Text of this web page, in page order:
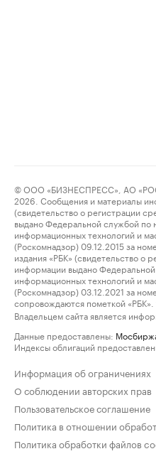
© ООО «БИЗНЕСПРЕСС», АО
2026. Сообщения и материалы
(свидетельство о регистрации
выдано Федеральной службой по
информационных технологий и
(Роскомнадзор) 09.12.2015 за
издания «РБК» (свидетельство о
информации выдано
информационных технологий и
(Роскомнадзор) 03.12.2021 за
сопровождаются пометкой «РБК».
Владельцем сайта является
Данные предоставлены:
Индексы облигаций
Информация об ограничениях
О соблюдении авторских прав
Пользовательское соглашение
Политика в отношении
Политика обработки файлов